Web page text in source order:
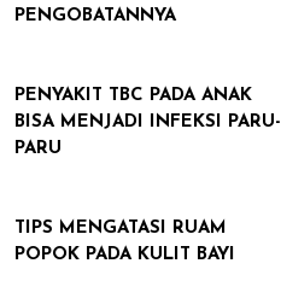
PENGOBATANNYA
PENYAKIT TBC PADA ANAK
BISA MENJADI INFEKSI PARU-
PARU
TIPS MENGATASI RUAM
POPOK PADA KULIT BAYI